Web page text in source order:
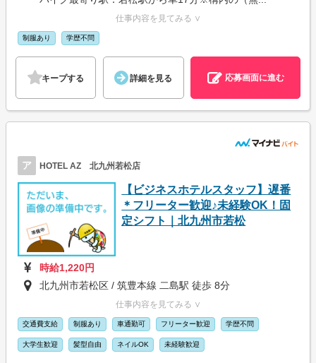
仕事内容を見てみる ∨
制服あり 学歴不問
キープする 詳細を見る 応募画面に進む
ア HOTEL AZ 北九州若松店
【ビジネスホテルスタッフ】遅番
＊フリーター歓迎♪未経験OK！固
定シフト｜北九州市若松
時給1,220円
北九州市若松区 / 筑豊本線 二島駅 徒歩 8分
仕事内容を見てみる ∨
交通費支給 制服あり 車通勤可 フリーター歓迎 学歴不問
大学生歓迎 髪型自由 ネイルOK 未経験歓迎